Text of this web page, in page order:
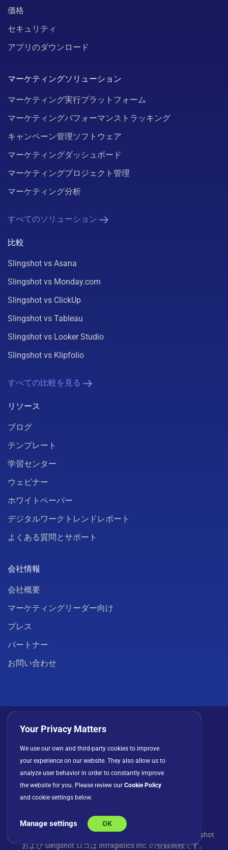
価格
セキュリティ
アプリのダウンロード
マーケティングソリューション
マーケティング実行プラットフォーム
マーケティングパフォーマンストラッキング
キャンペーン管理ソフトウェア
マーケティングダッシュボード
マーケティングプロジェクト管理
マーケティング分析
すべてのソリューション
比較
Slingshot vs Asana
Slingshot vs Monday.com
Slingshot vs ClickUp
Slingshot vs Tableau
Slingshot vs Looker Studio
Slingshot vs Klipfolio
すべての比較を見る
リソース
ブログ
テンプレート
学習センター
ウェビナー
ホワイトペーパー
デジタルワークトレンドレポート
よくある質問とサポート
会社情報
会社概要
マーケティングリーダー向け
プレス
パートナー
お問い合わせ
ライセンス契約
© Copyright 2026 INFRAGISTICS. All Rights Reserved. Slingshot
および Slingshot ロゴは Infragistics Inc. の登録商標です。
Your Privacy Matters
We use our own and third-party cookies to improve
your experience on our website. They also allow us to
analyze user behavior in order to constantly improve
the website for you. Please review our Cookie Policy
and cookie settings below.
Manage settings OK